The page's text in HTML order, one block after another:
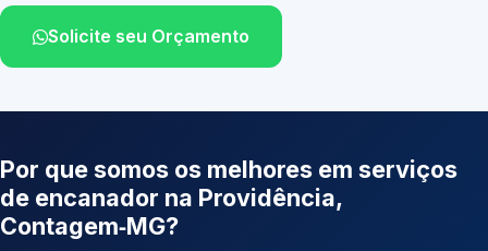
Solicite seu Orçamento
Por que somos os melhores em serviços
de encanador na Providência,
Contagem‑MG?